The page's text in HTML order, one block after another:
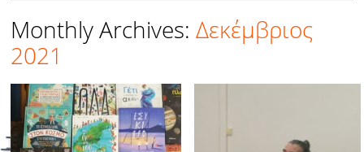
Monthly Archives:Δεκέμβριος
2021